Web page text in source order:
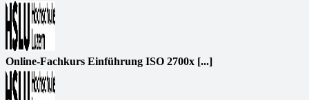
Online-Fachkurs Einführung ISO 2700x [...]